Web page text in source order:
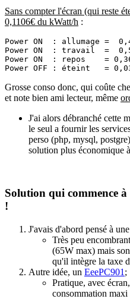
Sans compter l'écran (qui reste
0,1106€ du kWatt/h :
Power ON  : allumage =
Power ON  : travail  =
Power ON  : repos    =
Grosse conso donc, qui coûte
et note bien ami lecteur, même
J'ai alors débranché cette
le seul a fournir les
perso (php, mysql,
solution plus économique
Solution qui commence
!
J'avais d'abord pensé à
Très peu
(65W max) mais
qu'il intègre la taxe
Autre idée, un EeePC901 ;
Pratique, avec
consommation